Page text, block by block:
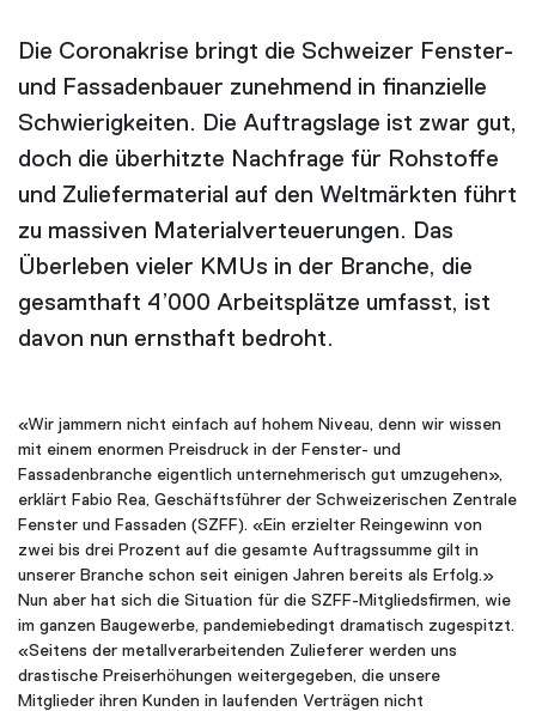
Die Coronakrise bringt die Schweizer Fenster-
und Fassadenbauer zunehmend in finanzielle
Schwierigkeiten. Die Auftragslage ist zwar gut,
doch die überhitzte Nachfrage für Rohstoffe
und Zuliefermaterial auf den Weltmärkten führt
zu massiven Materialverteuerungen. Das
Überleben vieler KMUs in der Branche, die
gesamthaft 4’000 Arbeitsplätze umfasst, ist
davon nun ernsthaft bedroht.
«Wir jammern nicht einfach auf hohem Niveau, denn wir wissen
mit einem enormen Preisdruck in der Fenster- und
Fassadenbranche eigentlich unternehmerisch gut umzugehen»,
erklärt Fabio Rea, Geschäftsführer der Schweizerischen Zentrale
Fenster und Fassaden (SZFF). «Ein erzielter Reingewinn von
zwei bis drei Prozent auf die gesamte Auftragssumme gilt in
unserer Branche schon seit einigen Jahren bereits als Erfolg.»
Nun aber hat sich die Situation für die SZFF-Mitgliedsfirmen, wie
im ganzen Baugewerbe, pandemiebedingt dramatisch zugespitzt.
«Seitens der metallverarbeitenden Zulieferer werden uns
drastische Preiserhöhungen weitergegeben, die unsere
Mitglieder ihren Kunden in laufenden Verträgen nicht